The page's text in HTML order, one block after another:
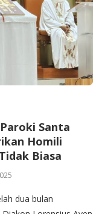
Santa
Homili
Biasa
dua bulan